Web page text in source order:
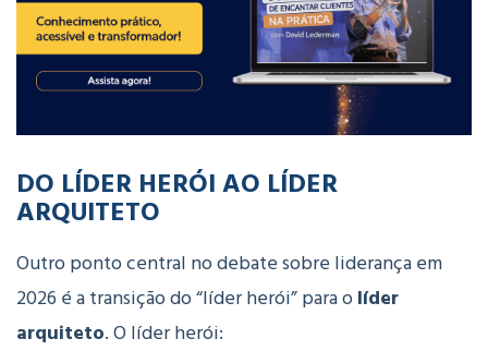
DO LÍDER HERÓI AO LÍDER
ARQUITETO
Outro ponto central no debate sobre liderança em
2026 é a transição do “líder herói” para olíder
arquiteto.O líder herói: